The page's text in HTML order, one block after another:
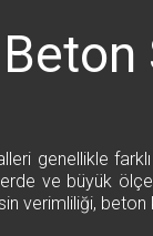
genellikle
ve büyük
verimliliği,